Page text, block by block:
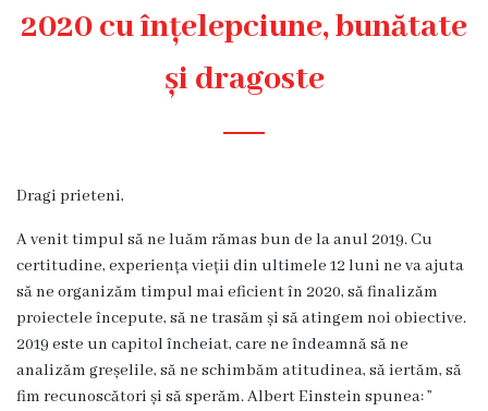
Secția
Medicină
de
Familie
2
Centrul
Sănătății
2020 cu înțelepciune, bunătate
și dragoste
Dragi prieteni,
A venit timpul să ne luăm rămas bun de la anul 2019. Cu
certitudine, experiența vieții din ultimele 12 luni ne va ajuta
să ne organizăm timpul mai eficient în 2020, să finalizăm
proiectele începute, să ne trasăm și să atingem noi obiective.
2019 este un capitol încheiat, care ne îndeamnă să ne
analizăm greșelile, să ne schimbăm atitudinea, să iertăm, să
fim recunoscători și să sperăm. Albert Einstein spunea: ”